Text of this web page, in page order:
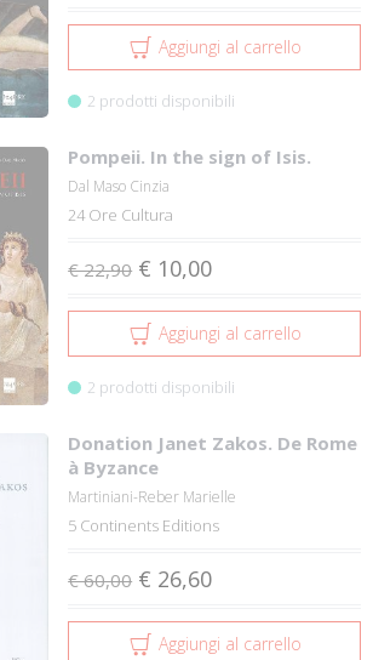
Aggiungi al carrello
2 prodotti disponibili
Pompeii. In the sign of Isis.
Dal Maso Cinzia
24 Ore Cultura
€ 22,90 € 10,00
Aggiungi al carrello
2 prodotti disponibili
Donation Janet Zakos. De Rome
à Byzance
Martiniani-Reber Marielle
5 Continents Editions
€ 60,00 € 26,60
Aggiungi al carrello